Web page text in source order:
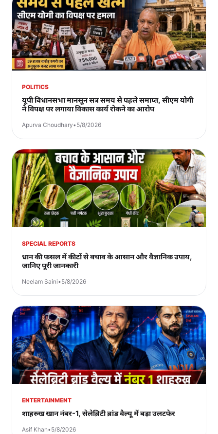
POLITICS
यूपी विधानसभा मानसून सत्र समय से पहले समाप्त, सीएम योगी
ने विपक्ष पर लगाया विकास कार्य रोकने का आरोप
Apurva Choudhary•5/8/2026
SPECIAL REPORTS
धान की फसल में कीटों से बचाव के आसान और वैज्ञानिक उपाय,
जानिए पूरी जानकारी
Neelam Saini•5/8/2026
ENTERTAINMENT
शाहरुख खान नंबर-1, सेलेब्रिटी ब्रांड वैल्यू में बड़ा उलटफेर
Asif Khan•5/8/2026